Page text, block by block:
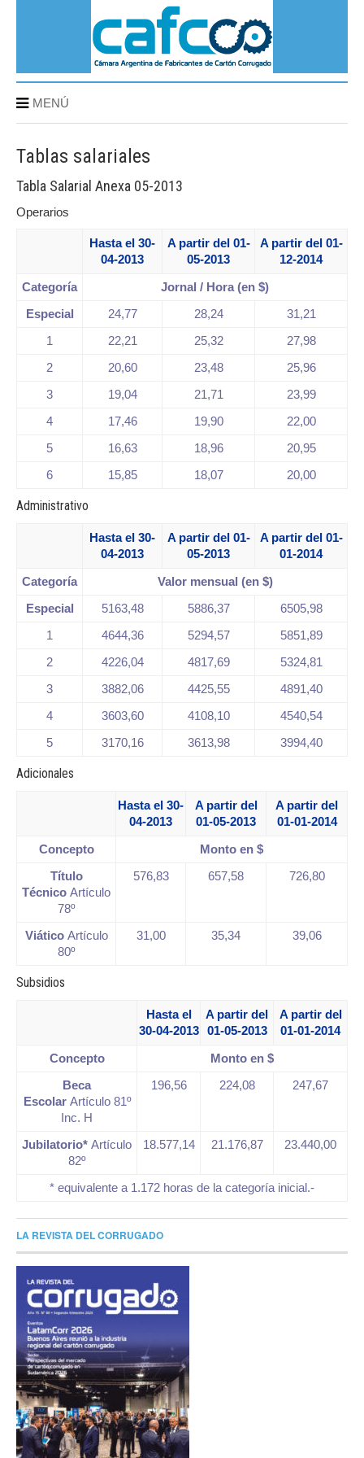
MENÚ
Tablas salariales
Tabla Salarial Anexa 05-2013
Operarios
Hasta el 30-
04-2013
A partir del 01-
05-2013
A partir del 01-
12-2014
Categoría
Jornal / Hora (en $)
Especial
24,77 28,24
31,21
1
22,21 25,32
27,98
2
20,60 23,48
25,96
3
19,04 21,71
23,99
4
17,46 19,90
22,00
5
16,63 18,96
20,95
6
15,85 18,07 20,00
Administrativo
Hasta el 30-
04-2013
A partir del 01-
05-2013
A partir del 01-
01-2014
Categoría
Valor mensual (en $)
Especial
5163,48 5886,37
6505,98
1
4644,36 5294,57
5851,89
2
4226,04 4817,69
5324,81
3
3882,06 4425,55
4891,40
4
3603,60 4108,10
4540,54
5
3170,16 3613,98 3994,40
Adicionales
Hasta el 30-
04-2013
A partir del
01-05-2013
A partir del
01-01-2014
Concepto
Monto en $
Título
Técnico Artículo
78º
576,83 657,58 726,80
ViáticoArtículo
80º
31,00 35,34 39,06
Subsidios
Hasta el
30-04-2013
A partir del
01-05-2013
A partir del
01-01-2014
Concepto
Monto en $
Beca
EscolarArtículo 81º
Inc. H
196,56 224,08 247,67
Jubilatorio* Artículo
82º
18.577,14 21.176,87 23.440,00
* equivalente a 1.172 horas de la categoría inicial.-
LA REVISTA DEL CORRUGADO